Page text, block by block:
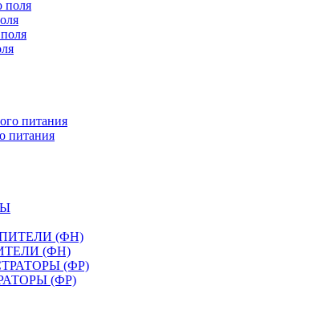
питания
(ФН)
(ФР)